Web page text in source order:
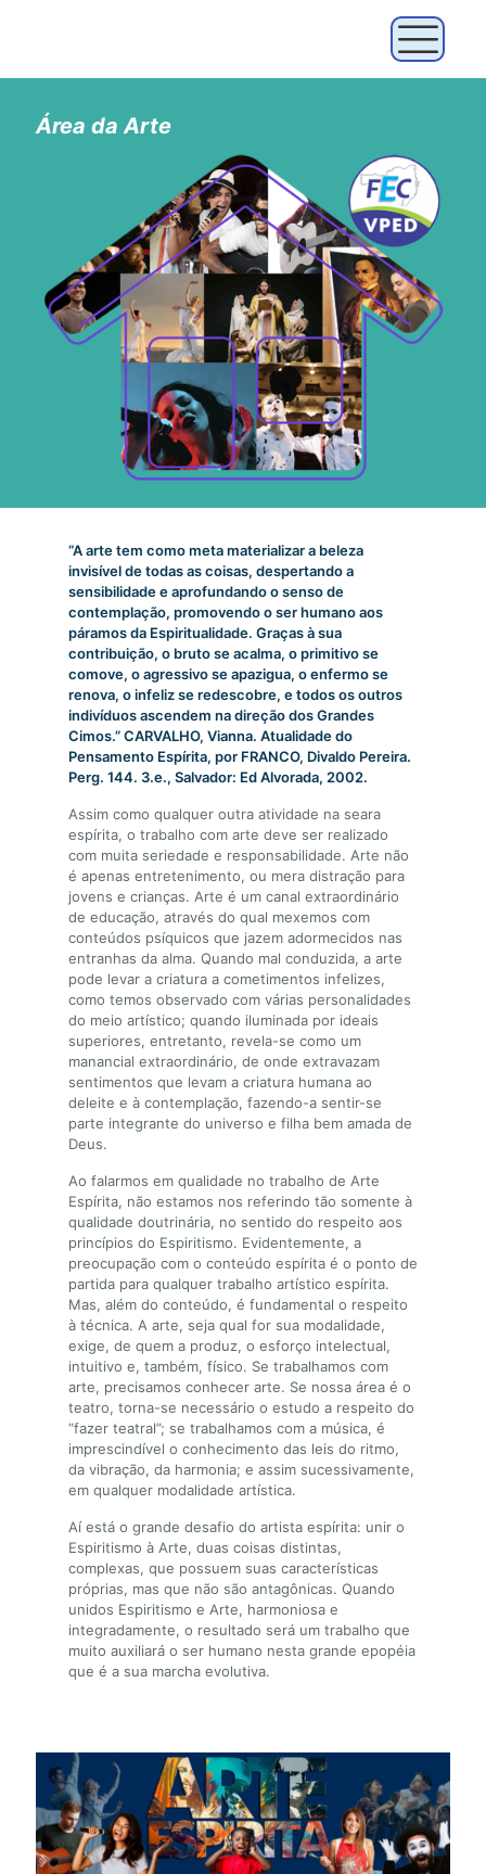
Área da Arte
“A arte tem como meta materializar a beleza
invisível de todas as coisas, despertando a
sensibilidade e aprofundando o senso de
contemplação, promovendo o ser humano aos
páramos da Espiritualidade. Graças à sua
contribuição, o bruto se acalma, o primitivo se
comove, o agressivo se apazigua, o enfermo se
renova, o infeliz se redescobre, e todos os outros
indivíduos ascendem na direção dos Grandes
Cimos.” CARVALHO, Vianna. Atualidade do
Pensamento Espírita, por FRANCO, Divaldo Pereira.
Perg. 144. 3.e., Salvador: Ed Alvorada, 2002.
Assim como qualquer outra atividade na seara
espírita, o trabalho com arte deve ser realizado
com muita seriedade e responsabilidade. Arte não
é apenas entretenimento, ou mera distração para
jovens e crianças. Arte é um canal extraordinário
de educação, através do qual mexemos com
conteúdos psíquicos que jazem adormecidos nas
entranhas da alma. Quando mal conduzida, a arte
pode levar a criatura a cometimentos infelizes,
como temos observado com várias personalidades
do meio artístico; quando iluminada por ideais
superiores, entretanto, revela-se como um
manancial extraordinário, de onde extravazam
sentimentos que levam a criatura humana ao
deleite e à contemplação, fazendo-a sentir-se
parte integrante do universo e filha bem amada de
Deus.
Ao falarmos em qualidade no trabalho de Arte
Espírita, não estamos nos referindo tão somente à
qualidade doutrinária, no sentido do respeito aos
princípios do Espiritismo. Evidentemente, a
preocupação com o conteúdo espírita é o ponto de
partida para qualquer trabalho artístico espírita.
Mas, além do conteúdo, é fundamental o respeito
à técnica. A arte, seja qual for sua modalidade,
exige, de quem a produz, o esforço intelectual,
intuitivo e, também, físico. Se trabalhamos com
arte, precisamos conhecer arte. Se nossa área é o
teatro, torna-se necessário o estudo a respeito do
“fazer teatral”; se trabalhamos com a música, é
imprescindível o conhecimento das leis do ritmo,
da vibração, da harmonia; e assim sucessivamente,
em qualquer modalidade artística.
Aí está o grande desafio do artista espírita: unir o
Espiritismo à Arte, duas coisas distintas,
complexas, que possuem suas características
próprias, mas que não são antagônicas. Quando
unidos Espiritismo e Arte, harmoniosa e
integradamente, o resultado será um trabalho que
muito auxiliará o ser humano nesta grande epopéia
que é a sua marcha evolutiva.